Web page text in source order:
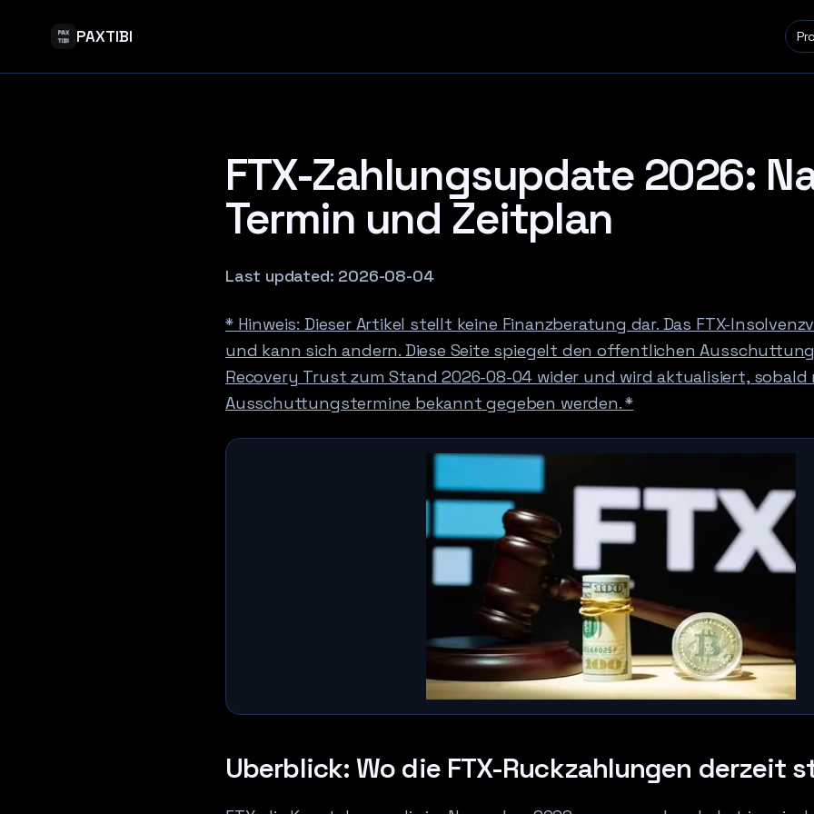
PAXTIBI
FTX-Zahlungsupdate 2026:
Termin und Zeitplan
Last updated: 2026-08-04
* Hinweis: Dieser Artikel stellt keine Finanzberatung dar. Das FTX-
und kann sich andern. Diese Seite spiegelt den offentlichen
Recovery Trust zum Stand 2026-08-04 wider und wird aktualisiert, sobald
Ausschuttungstermine bekannt gegeben werden. *
Uberblick: Wo die FTX-Ruckzahlungen derzeit